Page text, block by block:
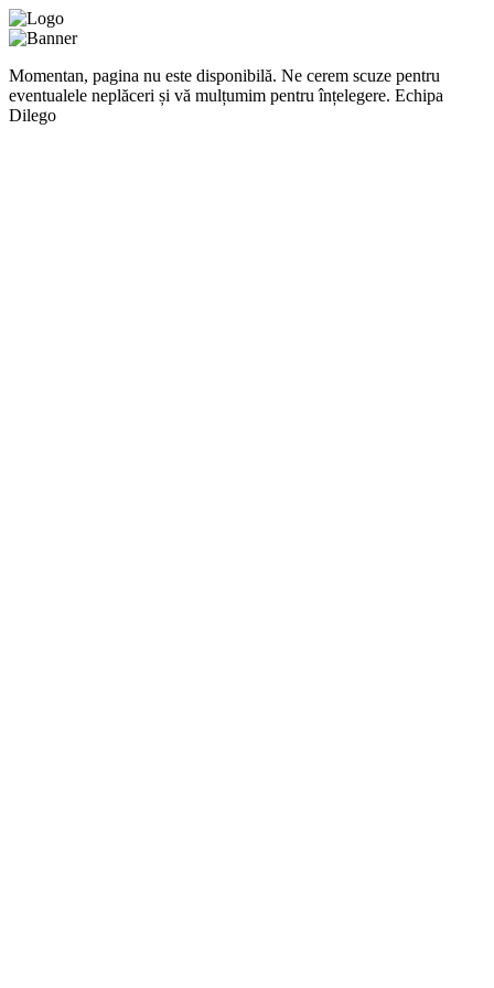
Momentan, pagina nu este disponibilă. Ne cerem scuze pentru
eventualele neplăceri și vă mulțumim pentru înțelegere. Echipa
Dilego